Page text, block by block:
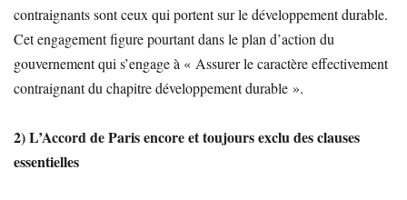
contraignants sont ceux qui portent sur le développement durable.
Cet engagement figure pourtant dans le plan d’action du
gouvernement qui s’engage à « Assurer le caractère effectivement
contraignant du chapitre développement durable ».
2) L’Accord de Paris encore et toujours exclu des clauses
essentielles